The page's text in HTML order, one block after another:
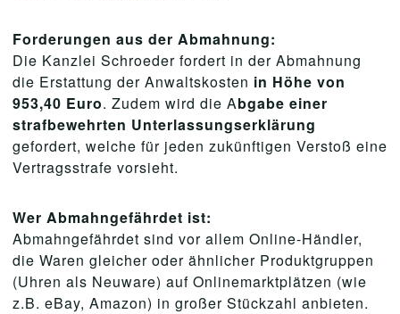
Forderungen aus der Abmahnung:
Die Kanzlei Schroeder fordert in der Abmahnung
die Erstattung der Anwaltskosten in Höhe von
953,40 Euro. Zudem wird die Abgabe einer
strafbewehrten Unterlassungserklärung
gefordert, welche für jeden zukünftigen Verstoß eine
Vertragsstrafe vorsieht.
Wer Abmahngefährdet ist:
Abmahngefährdet sind vor allem Online-Händler,
die Waren gleicher oder ähnlicher Produktgruppen
(Uhren als Neuware) auf Onlinemarktplätzen (wie
z.B. eBay, Amazon) in großer Stückzahl anbieten.